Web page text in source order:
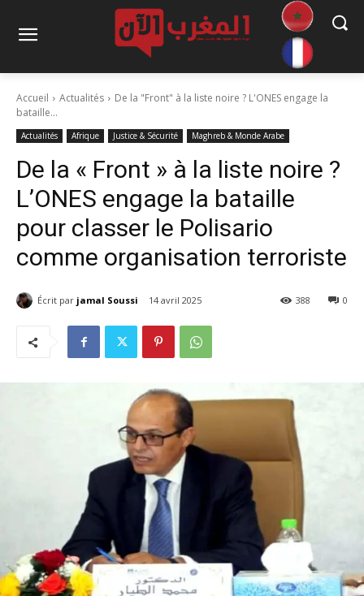
Accueil Actualités
De la "Front" à la liste noire ? L'ONES engage la
bataille...
Actualités Afrique Justice & Sécurité Maghreb & Monde Arabe
De la « Front » à la liste noire ?
L’ONES engage la bataille
pour classer le Polisario
comme organisation terroriste
Écrit par jamal Soussi 14 avril 2025 0
388